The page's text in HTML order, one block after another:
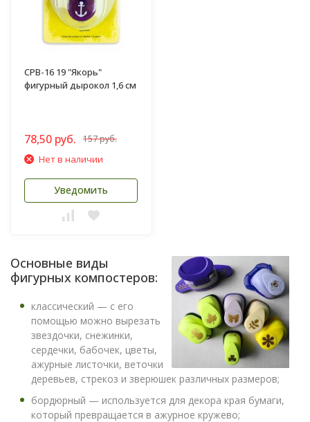
CPB-16 19 "Якорь"
фигурный дырокол 1,6 см
78,50 руб. 157 руб.
Нет в наличии
Уведомить
Основные виды
фигурных компостеров:
классический — с его
помощью можно вырезать
звездочки, снежинки,
сердечки, бабочек, цветы,
ажурные листочки, веточки
деревьев, стрекоз и зверюшек различных размеров;
бордюрный — используется для декора края бумаги,
который превращается в ажурное кружево;